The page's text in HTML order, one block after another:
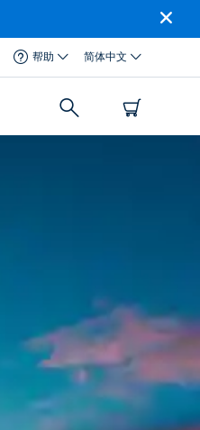
帮助 简体中文